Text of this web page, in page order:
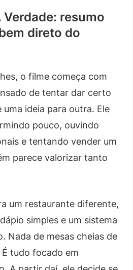
Verdade: resumo
direto do
o filme começa com
de tentar dar certo
ideia para outra. Ele
pouco, ouvindo
e tentando vender um
parece valorizar tanto
um restaurante diferente,
simples e um sistema
Nada de mesas cheias de
tudo focado em